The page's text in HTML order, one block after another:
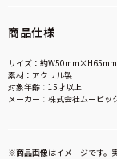
商品仕様
サイズ：約W50mm×H65mm
素材：アクリル製
対象年齢：15才以上
メーカー：株式会社ムービッ
※商品画像はイメージです。